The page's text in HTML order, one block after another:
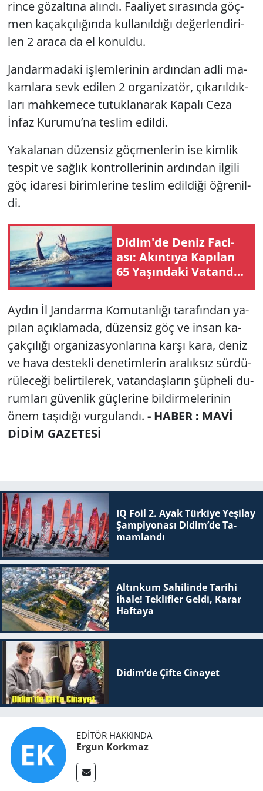
rin­ce gö­zal­tı­na alın­dı. Fa­ali­yet sı­ra­sın­da göç­
men ka­çak­çı­lı­ğın­da kul­la­nıl­dı­ğı de­ğer­len­di­ri­
len 2 araca da el ko­nul­du.
Jan­dar­ma­daki iş­lem­le­ri­nin ar­dın­dan ad­li ma­
kam­la­ra sevk edi­len 2 or­ga­ni­za­tör, çı­ka­rıl­dık­
la­rı mah­ke­me­ce tu­tuk­la­na­rak Ka­pa­lı Ceza
İnfaz Ku­ru­mu’na tes­lim edil­di.
Ya­ka­la­nan dü­zen­siz göç­men­le­rin ise kim­lik
tes­pit ve sağ­lık kont­rol­le­ri­nin ar­dın­dan il­gi­li
göç ida­re­si bi­rim­le­ri­ne tes­lim edil­di­ği öğ­re­nil­
di.
Didim'de Deniz Fa­ci­
ası: Akın­tı­ya Ka­pı­lan
65 Ya­şın­da­ki Va­tan­daş
Ha­ya­tı­nı Kay­bet­ti
Aydın İl Jan­dar­ma Ko­mu­tan­lı­ğı ta­ra­fın­dan ya­
pı­lan açık­la­ma­da, dü­zen­siz göç ve insan ka­
çak­çı­lı­ğı or­ga­ni­zas­yon­la­rı­na karşı kara, deniz
ve hava des­tek­li de­ne­tim­le­rin ara­lık­sız sür­dü­
rü­le­ce­ği be­lir­ti­le­rek, va­tan­daş­la­rın şüp­he­li du­
rum­la­rı gü­ven­lik güç­le­ri­ne bil­dir­me­le­ri­nin
önem ta­şı­dı­ğı vur­gu­lan­dı. - HABER : MAVİ
DİDİM GAZETESİ
IQ Foil 2. Ayak Tür­ki­ye Ye­şi­lay
Şam­pi­yo­na­sı Didim’de Ta­
mam­lan­dı
Altınkum Sahilinde Tarihi
İhale! Teklifler Geldi, Karar
Haftaya
Didim’de Çifte Ci­na­yet
EDITÖR HAKKINDA
Ergun Korkmaz